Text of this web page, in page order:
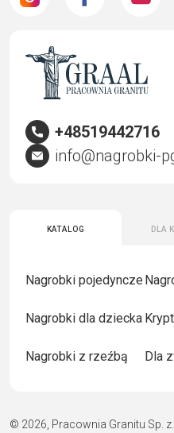
Katalog Dla
Nagrobki pojedyncze
Nagrobki dla dziecka
Nagrobki z rzeźbą Dla
+48519442716
info@nagrobki-
© 2026, Pracownia Granitu Sp.